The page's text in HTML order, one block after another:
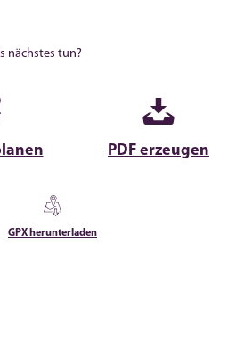
nächstes tun?
PDF erzeugen
GPX herunterladen